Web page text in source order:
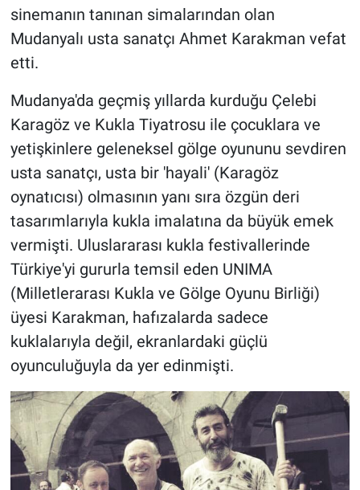
sinemanın tanınan simalarından olan
Mudanyalı usta sanatçı Ahmet Karakman vefat
etti.
Mudanya'da geçmiş yıllarda kurduğu Çelebi
Karagöz ve Kukla Tiyatrosu ile çocuklara ve
yetişkinlere geleneksel gölge oyununu sevdiren
usta sanatçı, usta bir 'hayali' (Karagöz
oynatıcısı) olmasının yanı sıra özgün deri
tasarımlarıyla kukla imalatına da büyük emek
vermişti. Uluslararası kukla festivallerinde
Türkiye'yi gururla temsil eden UNIMA
(Milletlerarası Kukla ve Gölge Oyunu Birliği)
üyesi Karakman, hafızalarda sadece
kuklalarıyla değil, ekranlardaki güçlü
oyunculuğuyla da yer edinmişti.
BİLİM VE TEKNOLOJİ
Bölge